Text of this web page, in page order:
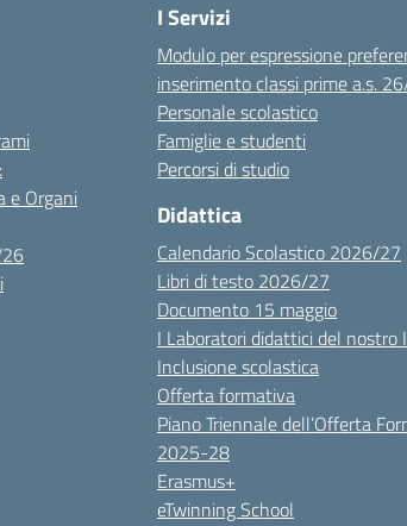
e Organi
I Servizi
Modulo per espressione
inserimento classi prime a.s.
Personale scolastico
Famiglie e studenti
Percorsi di studio
Didattica
Calendario Scolastico 2026/27
Libri di testo 2026/27
Documento 15 maggio
I Laboratori didattici del nostro
Inclusione scolastica
Offerta formativa
Piano Triennale dell’Offerta
2025-28
Erasmus+
eTwinning School